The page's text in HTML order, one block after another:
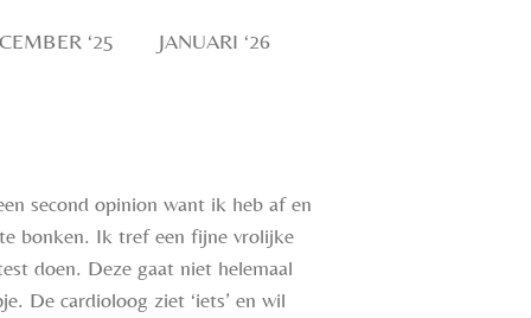
‘25 JANUARI ‘26
second opinion want ik heb af en
bonken. Ik tref een fijne vrolijke
doen. Deze gaat niet helemaal
De cardioloog ziet ‘iets’ en wil